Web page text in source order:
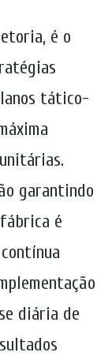
é o
tático-
garantindo
é
diária de